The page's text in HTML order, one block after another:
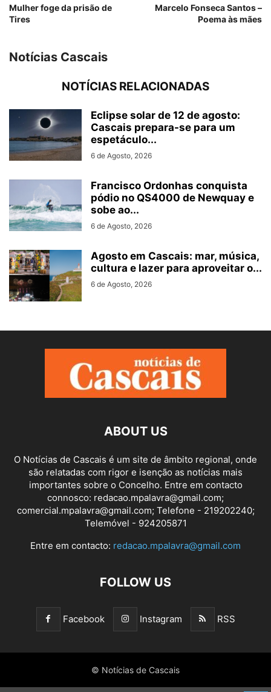
Mulher foge da prisão de
Tires
Marcelo Fonseca Santos –
Poema às mães
Notícias Cascais
NOTÍCIAS RELACIONADAS
Eclipse solar de 12 de agosto:
Cascais prepara-se para um
espetáculo...
6 de Agosto, 2026
Francisco Ordonhas conquista
pódio no QS4000 de Newquay e
sobe ao...
6 de Agosto, 2026
Agosto em Cascais: mar, música,
cultura e lazer para aproveitar o...
6 de Agosto, 2026
ABOUT US
O Notícias de Cascais é um site de âmbito regional, onde
são relatadas com rigor e isenção as notícias mais
importantes sobre o Concelho. Entre em contacto
connosco: redacao.mpalavra@gmail.com;
comercial.mpalavra@gmail.com; Telefone - 219202240;
Telemóvel - 924205871
Entre em contacto: redacao.mpalavra@gmail.com
FOLLOW US
Facebook Instagram RSS
© Notícias de Cascais